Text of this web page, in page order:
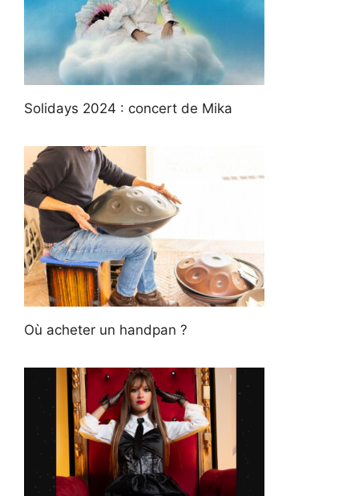
Solidays 2024 : concert de Mika
Où acheter un handpan ?